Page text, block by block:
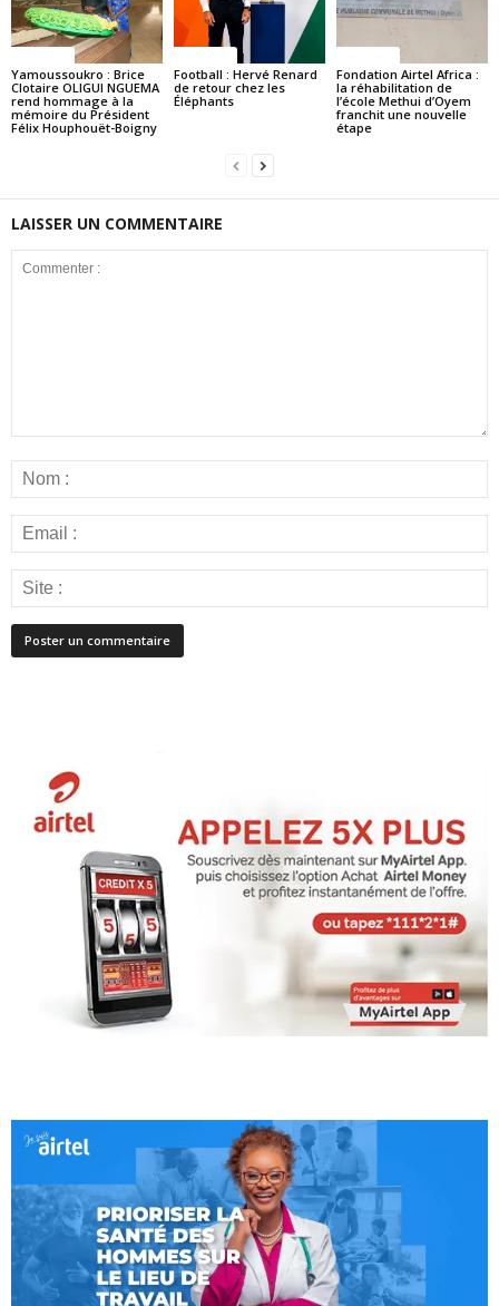
Yamoussoukro : Brice
Clotaire OLIGUI NGUEMA
rend hommage à la
mémoire du Président
Félix Houphouët-Boigny
Football : Hervé Renard
de retour chez les
Éléphants
Fondation Airtel Africa :
la réhabilitation de
l’école Methui d’Oyem
franchit une nouvelle
étape
LAISSER UN COMMENTAIRE